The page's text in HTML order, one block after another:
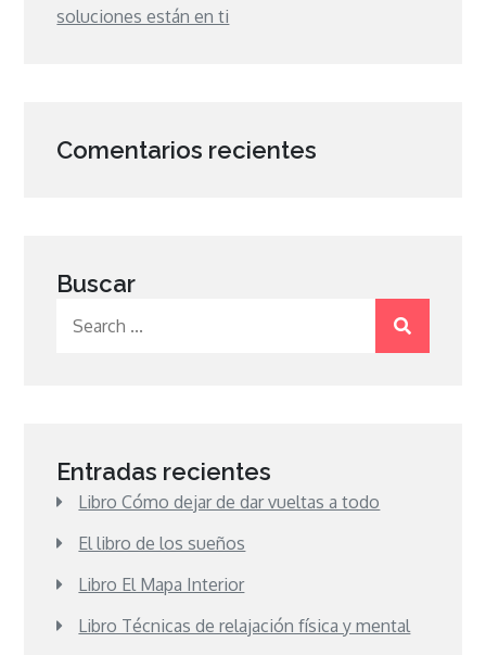
soluciones están en ti
Comentarios recientes
Buscar
Entradas recientes
Libro Cómo dejar de dar vueltas a todo
El libro de los sueños
Libro El Mapa Interior
Libro Técnicas de relajación física y mental